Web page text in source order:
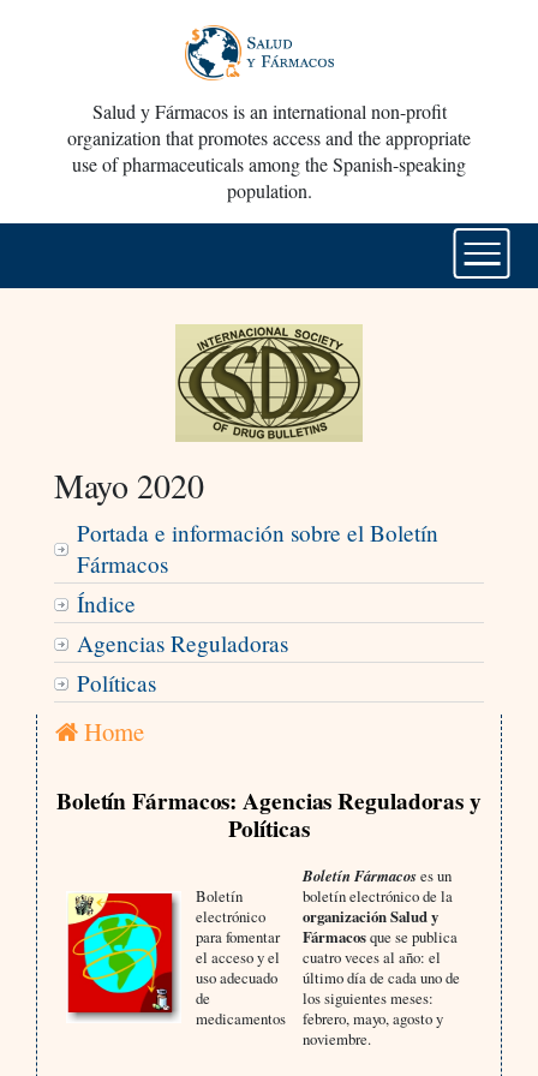
Salud y Fármacos is an international non-profit
organization that promotes access and the appropriate
use of pharmaceuticals among the Spanish-speaking
population.
Mayo 2020
Portada e información sobre el Boletín
Fármacos
Índice
Agencias Reguladoras
Políticas
Home
Boletín Fármacos: Agencias Reguladoras y
Políticas
Boletín
electrónico
para fomentar
el acceso y el
uso adecuado
de
medicamentos
Boletín Fármacoses un
boletín electrónico de la
organización Salud y
Fármacosque se publica
cuatro veces al año: el
último día de cada uno de
los siguientes meses:
febrero, mayo, agosto y
noviembre.